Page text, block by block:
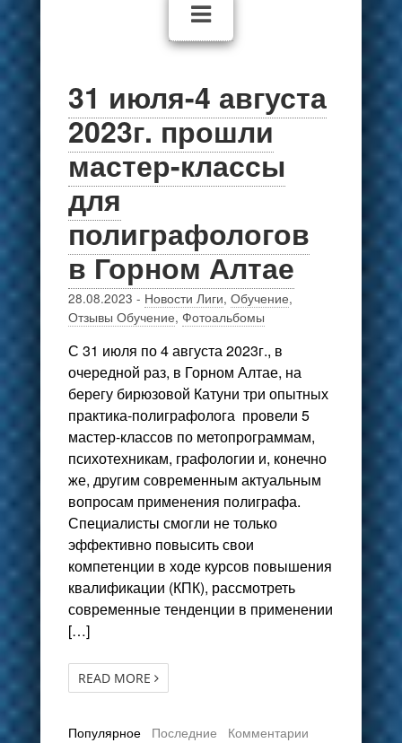
31 июля-4 августа
2023г. прошли
мастер-классы
для
полиграфологов
в Горном Алтае
28.08.2023 - Новости Лиги, Обучение,
Отзывы Обучение, Фотоальбомы
С 31 июля по 4 августа 2023г., в
очередной раз, в Горном Алтае, на
берегу бирюзовой Катуни три опытных
практика-полиграфолога провели 5
мастер-классов по метопрограммам,
психотехникам, графологии и, конечно
же, другим современным актуальным
вопросам применения полиграфа.
Специалисты смогли не только
эффективно повысить свои
компетенции в ходе курсов повышения
квалификации (КПК), рассмотреть
современные тенденции в применении
[…]
READ MORE
Популярное Последние
Комментарии